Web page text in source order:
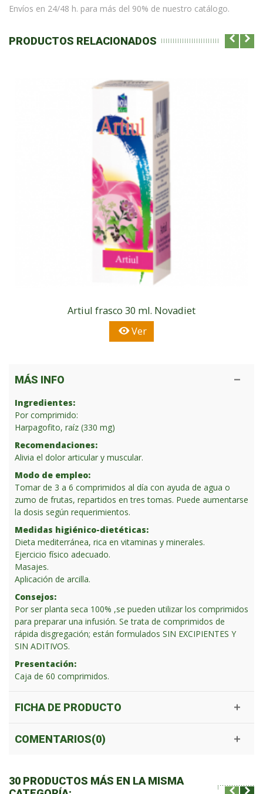
Envíos en 24/48 h. para más del 90% de nuestro catálogo.
PRODUCTOS RELACIONADOS
Artiul frasco 30 ml. Novadiet
Ver
MÁS INFO
Ingredientes:
Por comprimido:
Harpagofito, raíz (330 mg)
Recomendaciones:
Alivia el dolor articular y muscular.
Modo de empleo:
Tomar de 3 a 6 comprimidos al día con ayuda de agua o
zumo de frutas, repartidos en tres tomas. Puede aumentarse
la dosis según requerimientos.
Medidas higiénico-dietéticas:
Dieta mediterránea, rica en vitaminas y minerales.
Ejercicio físico adecuado.
Masajes.
Aplicación de arcilla.
Consejos:
Por ser planta seca 100% ,se pueden utilizar los comprimidos
para preparar una infusión. Se trata de comprimidos de
rápida disgregación; están formulados SIN EXCIPIENTES Y
SIN ADITIVOS.
Presentación:
Caja de 60 comprimidos.
FICHA DE PRODUCTO
COMENTARIOS(0)
30 PRODUCTOS MÁS EN LA MISMA